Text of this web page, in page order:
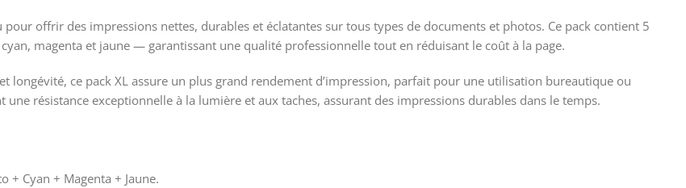
pour offrir des impressions nettes, durables et éclatantes sur tous types de documents et photos. Ce pack contient 5
magenta et jaune — garantissant une qualité professionnelle tout en réduisant le coût à la page.
longévité, ce pack XL assure un plus grand rendement d’impression, parfait pour une utilisation bureautique ou
résistance exceptionnelle à la lumière et aux taches, assurant des impressions durables dans le temps.
+ Cyan + Magenta + Jaune.